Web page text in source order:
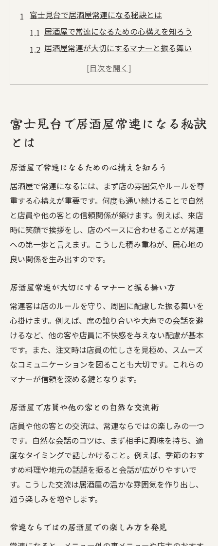
富士見台で居酒屋常連になる秘訣とは
居酒屋で常連になるための心構えを知ろう
居酒屋常連が大切にするマナーと振る舞い
ト
心地よい居酒屋体験を叶えるポイント
居酒屋でリラックスできる空間作りのコツ
心地よい居酒屋体験に欠かせない行動とは
居酒屋の雰囲気を楽しむための工夫を紹介
居酒屋で常連客が大切にする会話術
居酒屋で自分らしく過ごすための心得
常連が集う富士見台の居酒屋事情
居酒屋常連が集まる理由とその魅力を探る
居酒屋で人気の席やカウンターのおすすめ
口コミで話題の居酒屋の雰囲気を体感しよ
う
居酒屋で感じる地域コミュニティの温かさ
次回の居酒屋選びに役立つ豆知識を紹介
居酒屋の雰囲気を楽しむためのコツ
居酒屋の雰囲気に馴染むためのポイント
居酒屋で自然と会話が生まれるコツとは
居酒屋の空間を満喫する過ごし方を提案
居酒屋で友人や店員と打ち解ける方法
居酒屋初心者でも安心の雰囲気作り術
心地よい居酒屋体験のための第一歩
富士見台で居酒屋常連になる秘訣
とは
居酒屋で常連になるための心構えを知ろう
居酒屋で常連になるには、まず店の雰囲気やルールを尊
重する心構えが重要です。何度も通い続けることで自然
と店員や他の客との信頼関係が築けます。例えば、来店
時に笑顔で挨拶をし、店のペースに合わせることが常連
への第一歩と言えます。こうした積み重ねが、居心地の
良い関係を生み出すのです。
居酒屋常連が大切にするマナーと振る舞い方
常連客は店のルールを守り、周囲に配慮した振る舞いを
心掛けます。例えば、席の譲り合いや大声での会話を避
けるなど、他の客や店員に不快感を与えない配慮が基本
です。また、注文時は店員の忙しさを見極め、スムーズ
なコミュニケーションを図ることも大切です。これらの
マナーが信頼を深める鍵となります。
居酒屋で店員や他の客との自然な交流術
店員や他の客との交流は、常連ならではの楽しみの一つ
です。自然な会話のコツは、まず相手に興味を持ち、適
度なタイミングで話しかけること。例えば、季節のおす
すめ料理や地元の話題を振ると会話が広がりやすいで
す。こうした交流は居酒屋の温かな雰囲気を作り出し、
通う楽しみを増やします。
常連ならではの居酒屋での楽しみ方を発見